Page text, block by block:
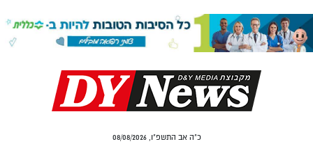
כ"ה אב התשפ"ו, 08/08/2026